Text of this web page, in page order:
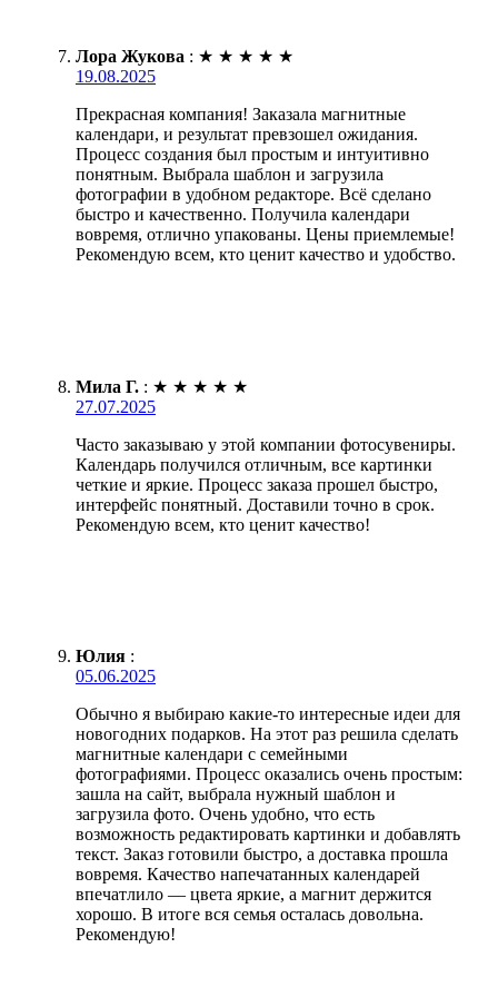
Лора Жукова : ★ ★ ★ ★ ★
19.08.2025
Прекрасная компания! Заказала магнитные
календари, и результат превзошел ожидания.
Процесс создания был простым и интуитивно
понятным. Выбрала шаблон и загрузила
фотографии в удобном редакторе. Всё сделано
быстро и качественно. Получила календари
вовремя, отлично упакованы. Цены приемлемые!
Рекомендую всем, кто ценит качество и удобство.
Мила Г. : ★ ★ ★ ★ ★
27.07.2025
Часто заказываю у этой компании фотосувениры.
Календарь получился отличным, все картинки
четкие и яркие. Процесс заказа прошел быстро,
интерфейс понятный. Доставили точно в срок.
Рекомендую всем, кто ценит качество!
Юлия :
05.06.2025
Обычно я выбираю какие-то интересные идеи для
новогодних подарков. На этот раз решила сделать
магнитные календари с семейными
фотографиями. Процесс оказались очень простым:
зашла на сайт, выбрала нужный шаблон и
загрузила фото. Очень удобно, что есть
возможность редактировать картинки и добавлять
текст. Заказ готовили быстро, а доставка прошла
вовремя. Качество напечатанных календарей
впечатлило — цвета яркие, а магнит держится
хорошо. В итоге вся семья осталась довольна.
Рекомендую!